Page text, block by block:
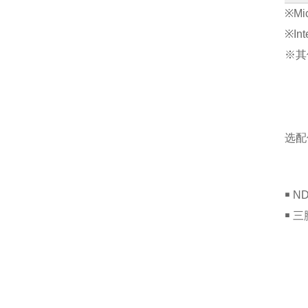
※其
选
￭
￭ 三